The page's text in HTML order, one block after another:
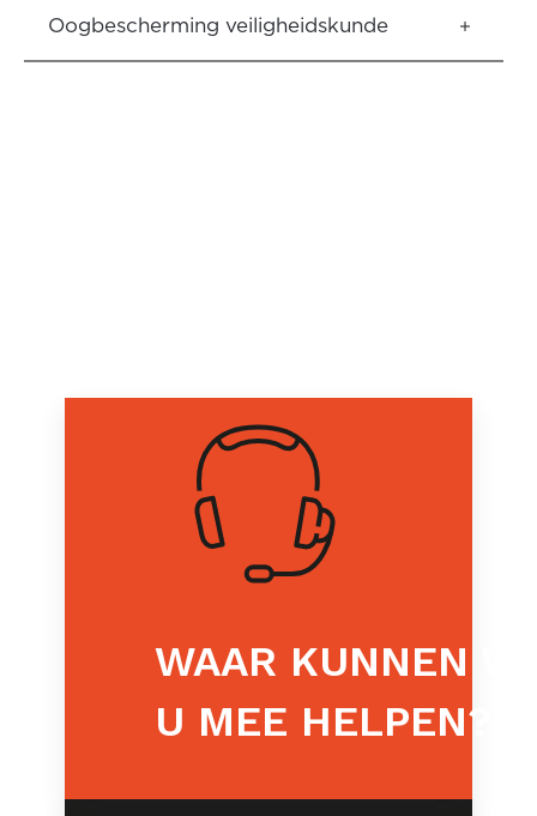
Oogbescherming veiligheidskunde
WAAR KUNNEN
U MEE HELPEN?